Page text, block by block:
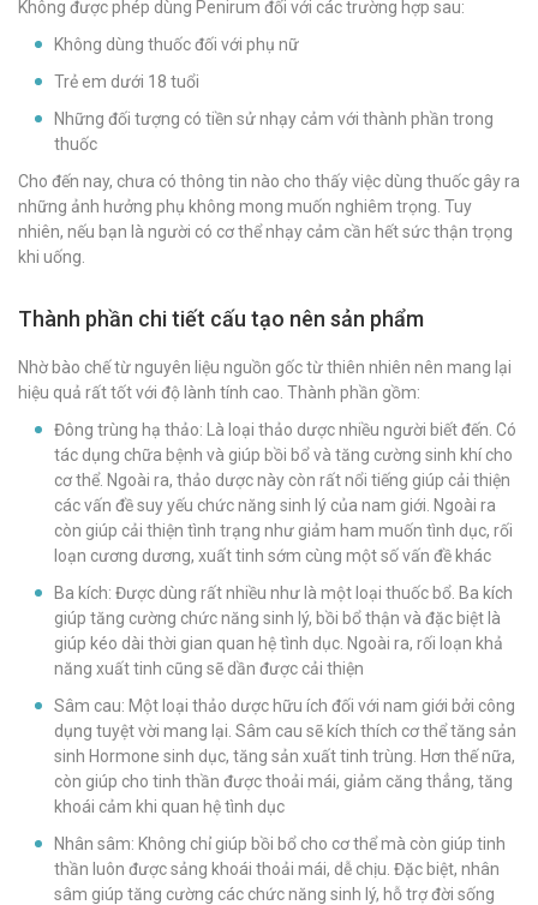
Không được phép dùng Penirum đối với các trường hợp sau:
Không dùng thuốc đối với phụ nữ
Trẻ em dưới 18 tuổi
Những đối tượng có tiền sử nhạy cảm với thành phần trong
thuốc
Cho đến nay, chưa có thông tin nào cho thấy việc dùng thuốc gây ra
những ảnh hưởng phụ không mong muốn nghiêm trọng. Tuy
nhiên, nếu bạn là người có cơ thể nhạy cảm cần hết sức thận trọng
khi uống.
Thành phần chi tiết cấu tạo nên sản phẩm
Nhờ bào chế từ nguyên liệu nguồn gốc từ thiên nhiên nên mang lại
hiệu quả rất tốt với độ lành tính cao. Thành phần gồm:
Đông trùng hạ thảo: Là loại thảo dược nhiều người biết đến. Có
tác dụng chữa bệnh và giúp bồi bổ và tăng cường sinh khí cho
cơ thể. Ngoài ra, thảo dược này còn rất nổi tiếng giúp cải thiện
các vấn đề suy yếu chức năng sinh lý của nam giới. Ngoài ra
còn giúp cải thiện tình trạng như giảm ham muốn tình dục, rối
loạn cương dương, xuất tinh sớm cùng một số vấn đề khác
Ba kích: Được dùng rất nhiều như là một loại thuốc bổ. Ba kích
giúp tăng cường chức năng sinh lý, bồi bổ thận và đặc biệt là
giúp kéo dài thời gian quan hệ tình dục. Ngoài ra, rối loạn khả
năng xuất tinh cũng sẽ dần được cải thiện
Sâm cau: Một loại thảo dược hữu ích đối với nam giới bởi công
dụng tuyệt vời mang lại. Sâm cau sẽ kích thích cơ thể tăng sản
sinh Hormone sinh dục, tăng sản xuất tinh trùng. Hơn thế nữa,
còn giúp cho tinh thần được thoải mái, giảm căng thẳng, tăng
khoái cảm khi quan hệ tình dục
Nhân sâm: Không chỉ giúp bồi bổ cho cơ thể mà còn giúp tinh
thần luôn được sảng khoái thoải mái, dễ chịu. Đặc biệt, nhân
sâm giúp tăng cường các chức năng sinh lý, hỗ trợ đời sống